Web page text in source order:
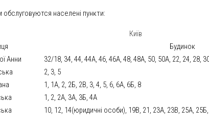
обслуговуются населені пункти:
Київ
Будинок
Анни
32/18, 34, 44, 44А, 46, 46А, 48, 48А, 50, 50А, 22, 24, 28,
2, 3, 5
1, 1А, 2, 2Б, 2В, 3, 4, 5, 6, 6А, 6Б, 8
1, 2, 2А, 3А, 3Б, 4А
10, 12, 14(юридичні особи), 19В, 21, 23А, 23В, 25А,